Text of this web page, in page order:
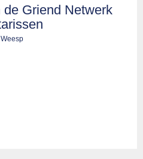
de Griend Netwerk
Weesp